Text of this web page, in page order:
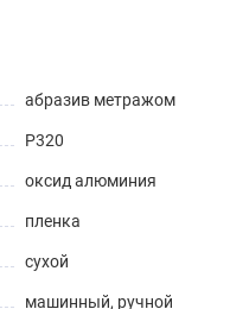
абразив метражом
P320
оксид алюминия
пленка
сухой
машинный, ручной